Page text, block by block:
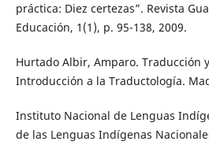
práctica: Diez certezas”. Revista
Educación, 1(1), p. 95-138, 2009.
Hurtado Albir, Amparo. Traducción
Introducción a la Traductología.
Instituto Nacional de Lenguas
de las Lenguas Indígenas